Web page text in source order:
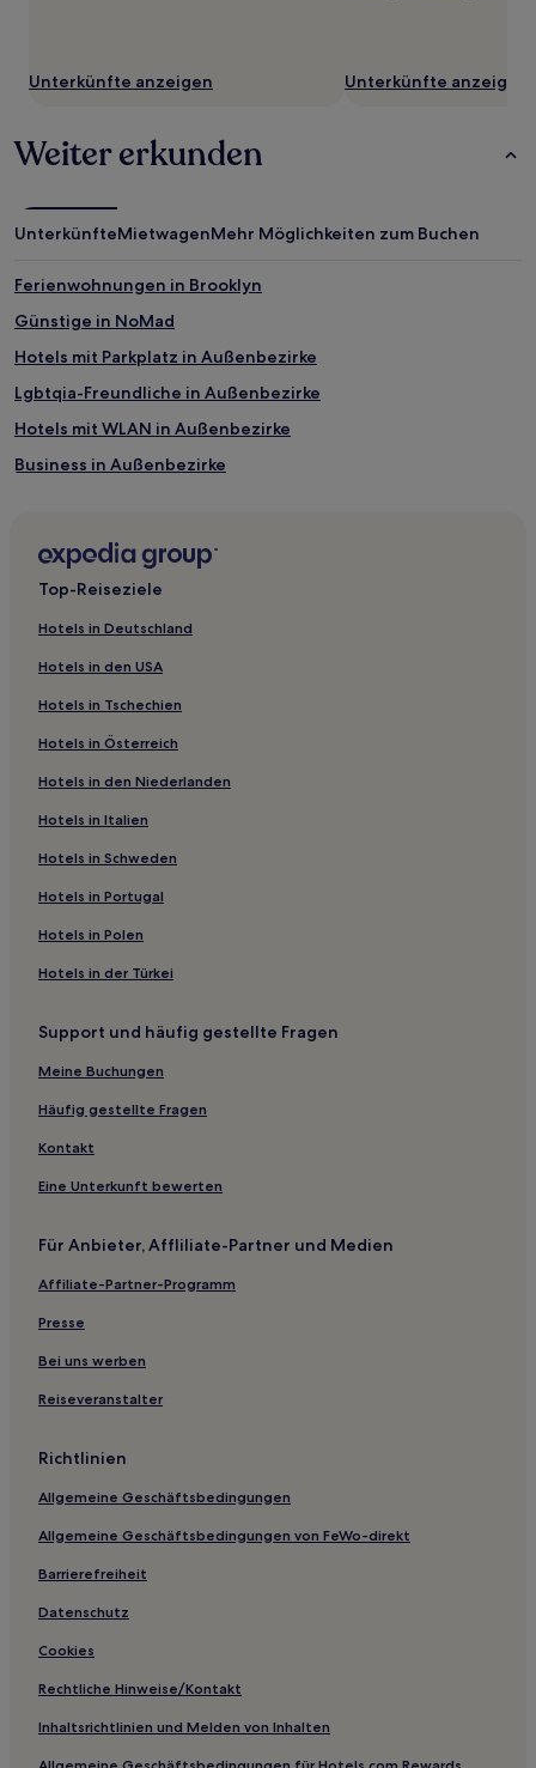
Unterkünfte anzeigen Unterkünfte anzeigen
Weiter erkunden
UnterkünfteMietwagenMehr Möglichkeiten zum Buchen
Ferienwohnungen in Brooklyn
Günstige in NoMad
Hotels mit Parkplatz in Außenbezirke
Lgbtqia-Freundliche in Außenbezirke
Hotels mit WLAN in Außenbezirke
Business in Außenbezirke
Hotels mit inbegriffenem Frühstück in Bronx
Boutique- in Roosevelt Island
Luxus in Roosevelt Island
Hotels mit Küchenzeile in Brooklyn
Hotels mit inbegriffenem Frühstück in Brooklyn
Lgbtqia-Freundliche in Brooklyn
Luxus nahe Einkaufsviertel Orchard Street
Haustierfreundliche in Hell's Kitchen
Familien in New York
Hotels mit Fitnessbereich in Downstate New York
Günstige in Queens County
Luxus nahe Pelham Bay Park
Hotels mit Parkplatz nahe Pelham Bay Park
Business nahe Pelham Bay Park
Familien in East Garden City
Lgbtqia-Freundliche in Jamaica
Luxus in Midtown
Hotels mit inbegriffenem Frühstück in Midtown
Familien in Midtown
Hotels nahe U-Bahn-Station Knickerbocker Av.
Jamaica Hotels
Hotels nahe Van Cortlandt Park
Hotels nahe OCIO Northwell Health
Holliswood: Hotels
Hotels nahe Tobay Beach
New York Hotels
Kings Point: Hotels
Woodhaven Hotels
Hotels nahe Oheka Castle
Top-Reiseziele
Hotels in Deutschland
Hotels in den USA
Hotels in Tschechien
Hotels in Österreich
Hotels in den Niederlanden
Hotels in Italien
Hotels in Schweden
Hotels in Portugal
Hotels in Polen
Hotels in der Türkei
Support und häufig gestellte Fragen
Meine Buchungen
Häufig gestellte Fragen
Kontakt
Eine Unterkunft bewerten
Für Anbieter, Affliliate-Partner und Medien
Affiliate-Partner-Programm
Presse
Bei uns werben
Reiseveranstalter
Richtlinien
Allgemeine Geschäftsbedingungen
Allgemeine Geschäftsbedingungen von FeWo-direkt
Barrierefreiheit
Datenschutz
Cookies
Rechtliche Hinweise/Kontakt
Inhaltsrichtlinien und Melden von Inhalten